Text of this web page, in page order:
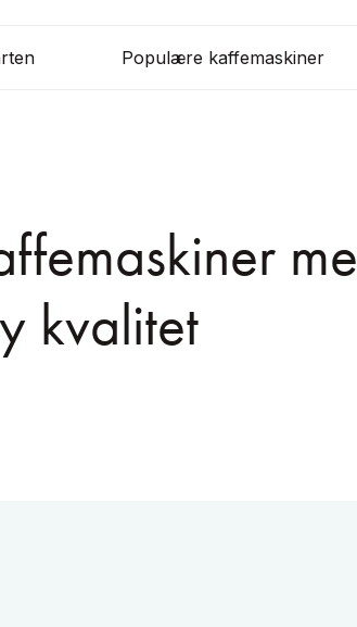
Populære kaffemaskiner
kvalitet